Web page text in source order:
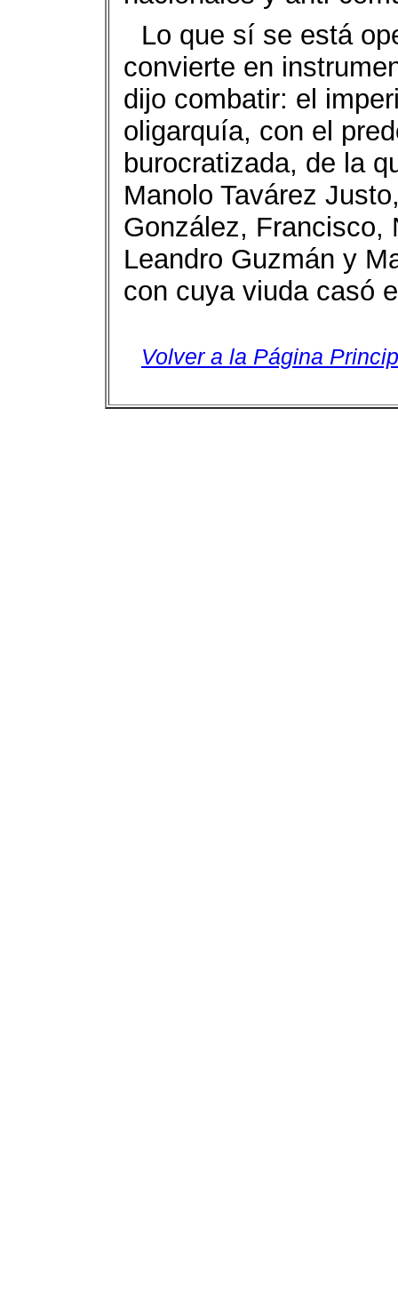
Lo que sí se está
convierte en
dijo combatir: el
oligarquía, con el
burocratizada, de la
Manolo Tavárez
González, Francisco,
Leandro Guzmán y
con cuya viuda casó
Volver a la Página